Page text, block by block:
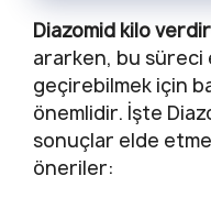
Diazomid kilo
ararken, bu süreci
geçirebilmek için
önemlidir. İşte
sonuçlar elde
öneriler: